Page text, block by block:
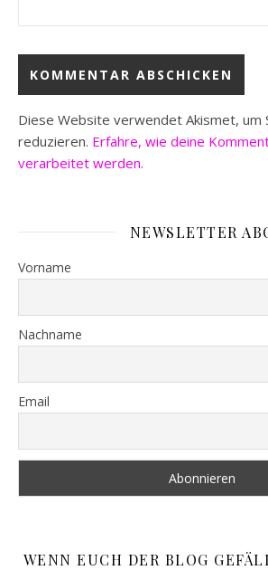
Diese Website verwendet Akismet, um
reduzieren. Erfahre, wie deine
verarbeitet werden.
NEWSLETTER
Vorname
Nachname
Email
WENN EUCH DER BLOG